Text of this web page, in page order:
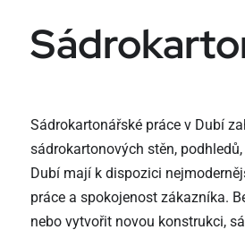
Sádrokartonářské práce v Dubí
sádrokartonových stěn,
Dubí mají k dispozici
práce a spokojenost zákazníka.
nebo vytvořit novou konstrukci,